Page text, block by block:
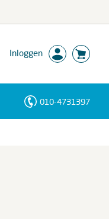
Inloggen
010-4731397